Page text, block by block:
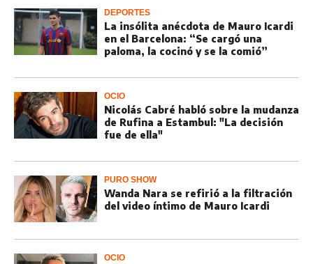
DEPORTES
La insólita anécdota de Mauro Icardi
en el Barcelona: “Se cargó una
paloma, la cocinó y se la comió”
OCIO
Nicolás Cabré habló sobre la mudanza
de Rufina a Estambul: "La decisión
fue de ella"
PURO SHOW
Wanda Nara se refirió a la filtración
del video íntimo de Mauro Icardi
OCIO